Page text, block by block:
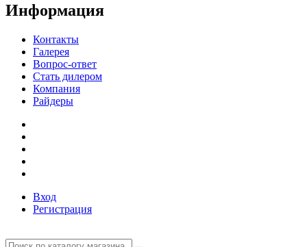
Информация
Контакты
Галерея
Вопрос-ответ
Стать дилером
Компания
Райдеры
Вход
Регистрация